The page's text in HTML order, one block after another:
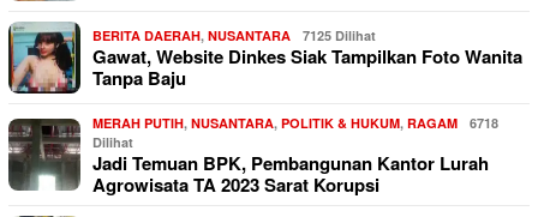
BERITA DAERAH, NUSANTARA 7125 Dilihat
Gawat, Website Dinkes Siak Tampilkan Foto Wanita
Tanpa Baju
MERAH PUTIH, NUSANTARA, POLITIK & HUKUM, RAGAM
6718
Dilihat
Jadi Temuan BPK, Pembangunan Kantor Lurah
Agrowisata TA 2023 Sarat Korupsi